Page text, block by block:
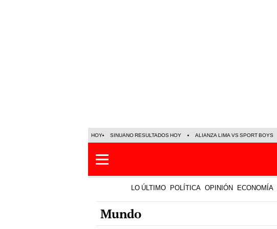
HOY SINUANO RESULTADOS HOY ALIANZA LIMA VS SPORT BOYS
LO ÚLTIMO POLÍTICA OPINIÓN ECONOMÍA
Mundo